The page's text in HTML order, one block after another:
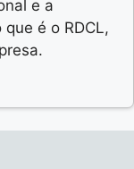
e a
é o RDCL,